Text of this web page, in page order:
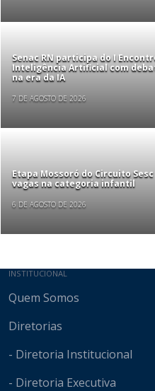
Senac RN participa do I
Inteligência Artificial com
na era da IA
7 DE AGOSTO DE 2026
Etapa Mossoró do Circuito
vagas na categoria infantil
6 DE AGOSTO DE 2026
Mapa do site
INSTITUCIONAL
Quem Somos
Diretorias
- Diretoria Institucional
- Diretoria Executiva